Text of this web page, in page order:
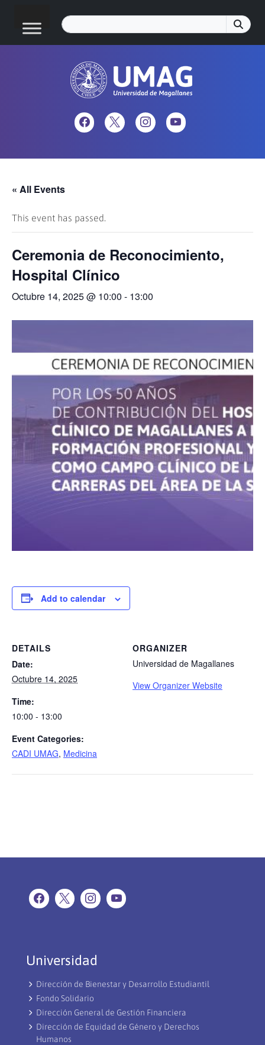
« All Events
This event has passed.
Ceremonia de Reconocimiento,
Hospital Clínico
Octubre 14, 2025 @ 10:00 - 13:00
Add to calendar
DETAILS
Date:
Octubre 14, 2025
Time:
10:00 - 13:00
Event Categories:
CADI UMAG, Medicina
ORGANIZER
Universidad de Magallanes
View Organizer Website
Universidad
Dirección de Bienestar y Desarrollo Estudiantil
Fondo Solidario
Dirección General de Gestión Financiera
Dirección de Equidad de Género y Derechos
Humanos